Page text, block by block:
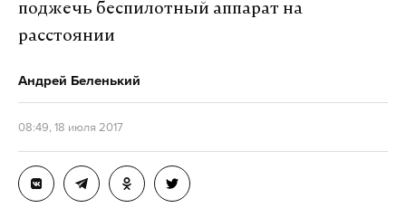
поджечь беспилотный аппарат на
расстоянии
Андрей Беленький
08:49, 18 июля 2017